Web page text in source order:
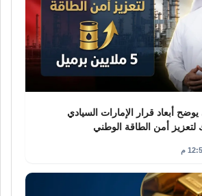
أبعاد قرار الإمارات السيادي
لتعزيز أمن الطاقة الوطني